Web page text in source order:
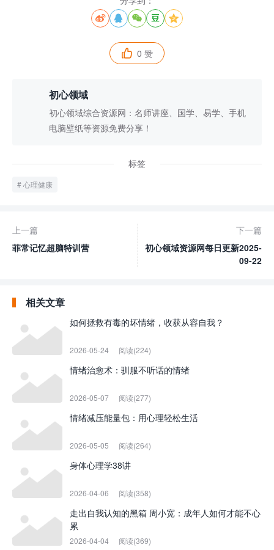
    
 0 赞
初心领域
初心领域综合资源网：名师讲座、国学、易学、手机
电脑壁纸等资源免费分享！
标签
心理健康
上一篇
菲常记忆超脑特训营
下一篇
初心领域资源网每日更新2025-
09-22
相关文章
如何拯救有毒的坏情绪，收获从容自我？
2026-05-24 阅读(224)
情绪治愈术：驯服不听话的情绪
2026-05-07 阅读(277)
情绪减压能量包：用心理轻松生活
2026-05-05 阅读(264)
身体心理学38讲
2026-04-06 阅读(358)
走出自我认知的黑箱 周小宽：成年人如何才能不心
累
2026-04-04 阅读(369)